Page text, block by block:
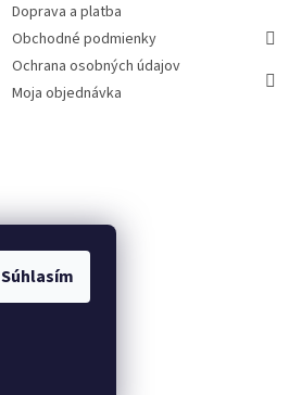
Súhlasím
Doprava a platba
Obchodné podmienky
Ochrana osobných údajov
Moja objednávka